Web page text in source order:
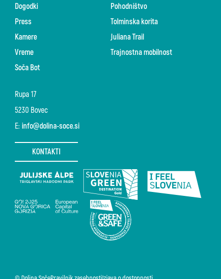
Rupa 17
5230 Bovec
E: info@dolina-soce.si
KONTAKTI
Dogodki
Press
Kamere
Vreme
Soča Bot
Pohodništvo
Tolminska korita
Juliana Trail
Trajnostna mobilnost